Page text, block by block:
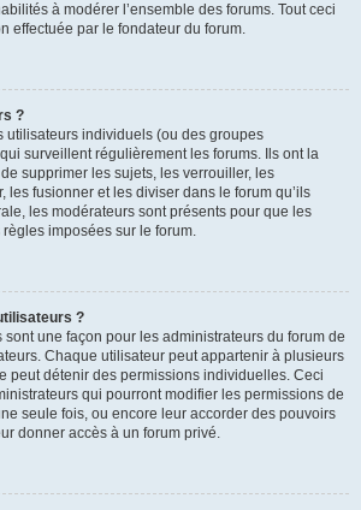
à modérer l’ensemble des forums. Tout ceci
effectuée par le fondateur du forum.
?
utilisateurs individuels (ou des groupes
surveillent régulièrement les forums. Ils ont la
supprimer les sujets, les verrouiller, les
les fusionner et les diviser dans le forum qu’ils
les modérateurs sont présents pour que les
imposées sur le forum.
?
sont une façon pour les administrateurs du forum de
Chaque utilisateur peut appartenir à plusieurs
peut détenir des permissions individuelles. Ceci
qui pourront modifier les permissions de
seule fois, ou encore leur accorder des pouvoirs
donner accès à un forum privé.